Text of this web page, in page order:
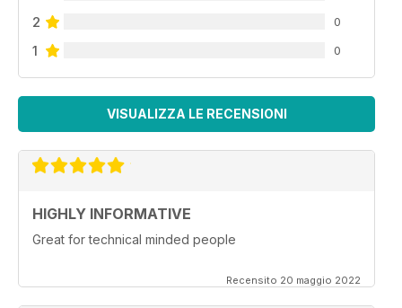
2 0
1 0
VISUALIZZA LE RECENSIONI
HIGHLY INFORMATIVE
Great for technical minded people
Recensito 20 maggio 2022